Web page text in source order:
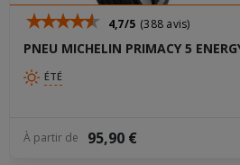
4,7/5 (388 avis)
PNEU MICHELIN PRIMACY 5
ÉTÉ
À partir de 95,90 €